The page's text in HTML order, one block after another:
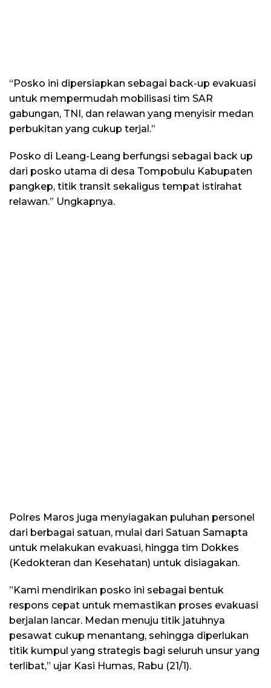
“Posko ini dipersiapkan sebagai back-up evakuasi
untuk mempermudah mobilisasi tim SAR
gabungan, TNI, dan relawan yang menyisir medan
perbukitan yang cukup terjal.”
Posko di Leang-Leang berfungsi sebagai back up
dari posko utama di desa Tompobulu Kabupaten
pangkep, titik transit sekaligus tempat istirahat
relawan.” Ungkapnya.
Polres Maros juga menyiagakan puluhan personel
dari berbagai satuan, mulai dari Satuan Samapta
untuk melakukan evakuasi, hingga tim Dokkes
(Kedokteran dan Kesehatan) untuk disiagakan.
​”Kami mendirikan posko ini sebagai bentuk
respons cepat untuk memastikan proses evakuasi
berjalan lancar. Medan menuju titik jatuhnya
pesawat cukup menantang, sehingga diperlukan
titik kumpul yang strategis bagi seluruh unsur yang
terlibat,” ujar Kasi Humas, Rabu (21/1).